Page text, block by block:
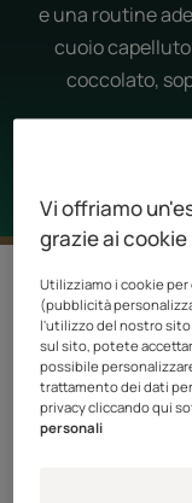
e una routine
cuoio
coccolato,
5 risultati
Vi offriamo
grazie ai cookie
Utilizziamo i cookie
(pubblicità
l'utilizzo del nostro
sul sito, potete
possibile
trattamento dei dati
privacy cliccando qui
personali